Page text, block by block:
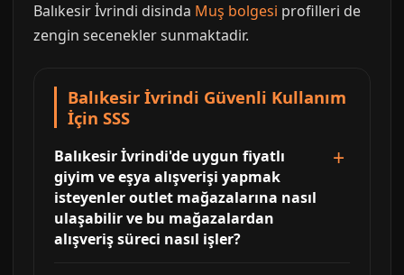
Balıkesir İvrindi disinda Muş bolgesi profilleri de
zengin secenekler sunmaktadir.
Balıkesir İvrindi Güvenli Kullanım
İçin SSS
Balıkesir İvrindi'de uygun fiyatlı
giyim ve eşya alışverişi yapmak
isteyenler outlet mağazalarına nasıl
ulaşabilir ve bu mağazalardan
alışveriş süreci nasıl işler?